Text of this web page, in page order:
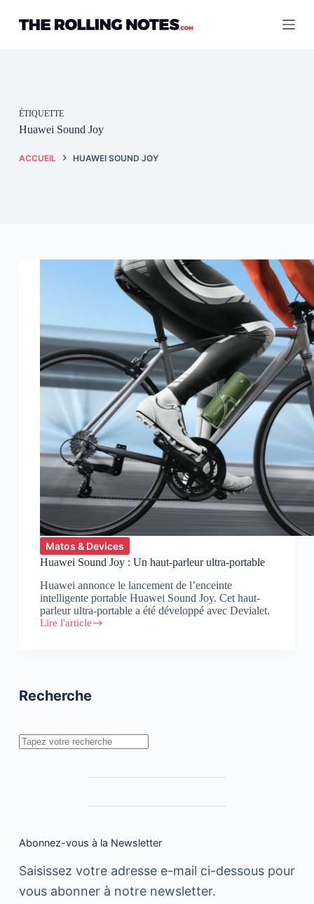
contenu
ÉTIQUETTE
Huawei Sound Joy
ACCUEIL HUAWEI SOUND JOY
Matos & Devices
Huawei Sound Joy : Un haut-parleur ultra-portable
Huawei annonce le lancement de l’enceinte
intelligente portable Huawei Sound Joy. Cet haut-
parleur ultra-portable a été développé avec Devialet.
Lire l'article
Huawei Sound
ultra-
Recherche
Rechercher
Abonnez-vous à la Newsletter
Saisissez votre adresse e-mail ci-dessous pour
vous abonner à notre newsletter.